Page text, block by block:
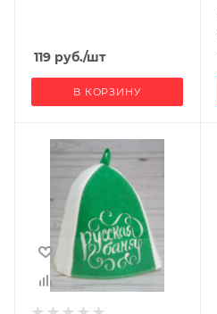
119 руб./шт
В КОРЗИНУ
Ширина, мм
Глубина, мм
Высота, мм
300
Производитель